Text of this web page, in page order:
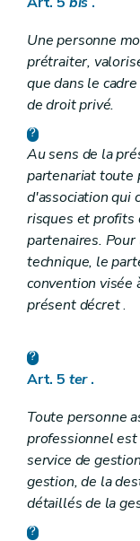
Une personne
prétraiter,
que dans le
de droit privé.
Au sens de la
partenariat toute
d'association qui
risques et profits
partenaires.
technique, le
convention visée
présent décret.
Art. 5 ter.
Toute personne
professionnel
service de
gestion, de la
détaillés de la